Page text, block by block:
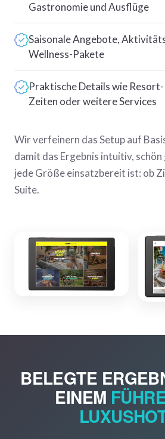
Gastronomie und Ausflüge
Saisonale Angebote,
Wellness-Pakete
Praktische Details wie
Zeiten oder weitere Services
Wir verfeinern das Setup auf
damit das Ergebnis intuitiv,
jede Größe einsatzbereit ist: ob
Suite.
BELEGTE
EINEM